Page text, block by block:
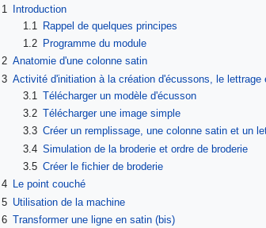
navigation
recherche
1
Introduction
1.1
Rappel de quelques principes
1.2
Programme du module
2 Anatomie d'une colonne satin
3 Activité d'initiation à la création d'écussons, le lettrage
3.1 Télécharger un modèle d'écusson
3.2 Télécharger une image simple
3.3 Créer un remplissage, une colonne satin et un
3.4 Simulation de la broderie et ordre de broderie
3.5 Créer le fichier de broderie
4 Le point couché
5 Utilisation de la machine
6 Transformer une ligne en satin (bis)